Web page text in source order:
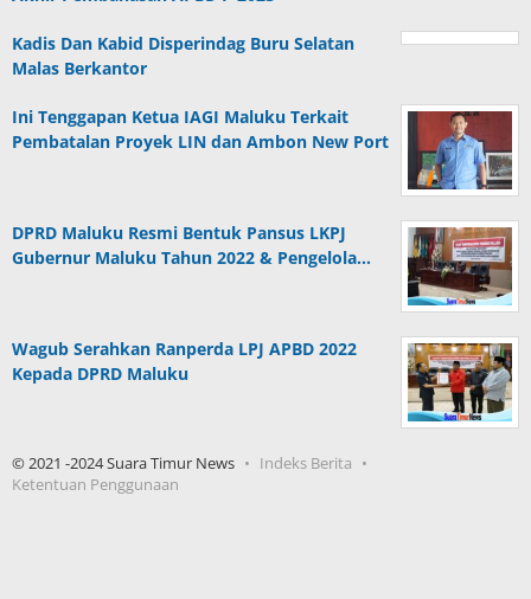
Kadis Dan Kabid Disperindag Buru Selatan
Malas Berkantor
Ini Tenggapan Ketua IAGI Maluku Terkait
Pembatalan Proyek LIN dan Ambon New Port
DPRD Maluku Resmi Bentuk Pansus LKPJ
Gubernur Maluku Tahun 2022 & Pengelola…
Wagub Serahkan Ranperda LPJ APBD 2022
Kepada DPRD Maluku
© 2021 -2024 Suara Timur News
Indeks Berita
Ketentuan Penggunaan